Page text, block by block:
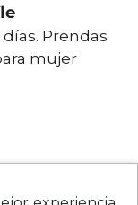
Prendas
mujer